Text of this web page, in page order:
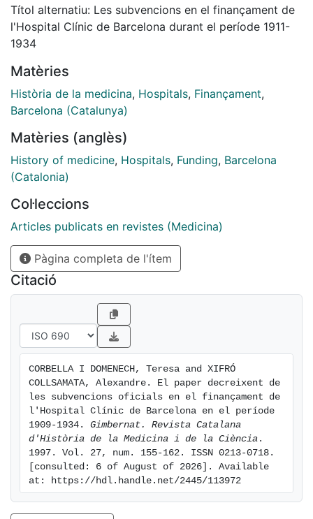
beneficència. A més, atenia malalts traumàtics de
Barcelona. Tot plegat va fer que ben aviat aparegués
com un gran bé per a una ciutat que en aquells temps
hospitalària, el vell Hospital de la Santa Creu,
posteriorment l'Hospital de Sant Pau. Així, d'acord
amb les seves funcions, el Clínic estava subvencionat
i a més obtenia altres ingressos rellevants a través de
donacions particulars i dels ingressos generats per la
pròpia activitat assistencial.
Títol alternatiu: Les subvencions en el finançament de
l'Hospital Clínic de Barcelona durant el període 1911-
1934
Matèries
Història de la medicina, Hospitals, Finançament,
Barcelona (Catalunya)
Matèries (anglès)
History of medicine, Hospitals, Funding, Barcelona
(Catalonia)
Col·leccions
Articles publicats en revistes (Medicina)
Pàgina completa de l'ítem
Citació
CORBELLA I DOMENECH, Teresa and XIFRÓ
COLLSAMATA, Alexandre. El paper decreixent de
les subvencions oficials en el finançament de
l'Hospital Clínic de Barcelona en el període
1909-1934. Gimbernat. Revista Catalana
d'Història de la Medicina i de la Ciència .
1997. Vol. 27, num. 155-162. ISSN 0213-0718.
[consulted: 6 of August of 2026]. Available
at: https://hdl.handle.net/2445/113972